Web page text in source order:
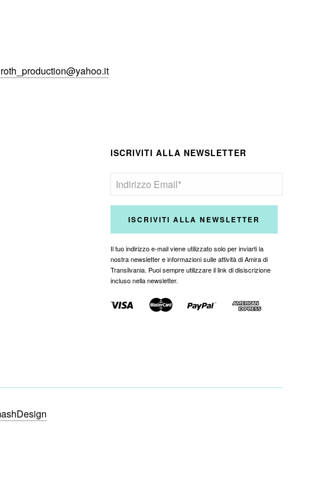
ISCRIVITI ALLA NEWSLETTER
Il tuo indirizzo e-mail viene utilizzato solo per inviarti la
nostra newsletter e informazioni sulle attività di Amira di
Transilvania. Puoi sempre utilizzare il link di disiscrizione
incluso nella newsletter.